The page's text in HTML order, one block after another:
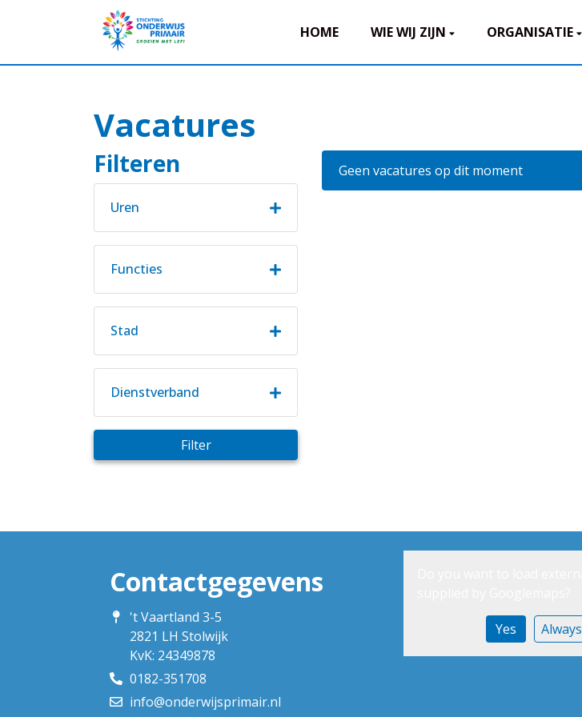
HOME WIE WIJ ZIJN ORGANISATIE
Vacatures
Filteren
Uren
Functies
Stad
Dienstverband
Filter
Geen vacatures op dit moment
Contactgegevens
't Vaartland 3-5
2821 LH Stolwijk
KvK: 24349878
0182-351708
info@onderwijsprimair.nl
Yes Always